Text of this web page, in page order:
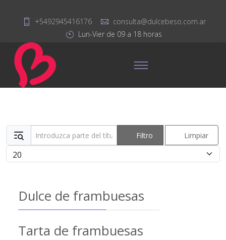
+5492945416176
consulta@dulcebeso.com.ar
Lun-Vier de 09 a 18 horas
Introduzca parte del título Filtro Limpiar
Cantidad
Dulce de frambuesas
Tarta de frambuesas